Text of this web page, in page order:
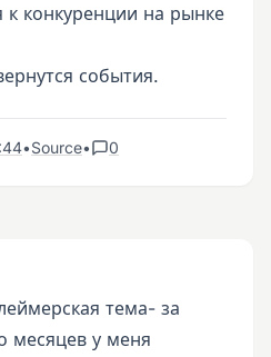
к конкуренции на рынке
события.
•Source• 0
тема- за
месяцев у меня